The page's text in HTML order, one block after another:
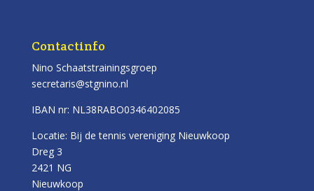
Contactinfo
Nino Schaatstrainingsgroep
secretaris@stgnino.nl
IBAN nr: NL38RABO0346402085
Locatie: Bij de tennis vereniging Nieuwkoop
Dreg 3
2421 NG
Nieuwkoop